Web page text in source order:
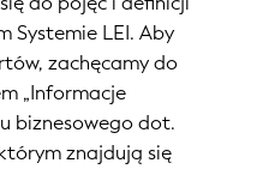
Systemie LEI. Aby
zachęcamy do
„Informacje
biznesowego dot.
znajdują się